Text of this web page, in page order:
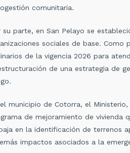
comunitaria.
su parte, en San Pelayo se
sociales de base.
de la vigencia 2026 para
de una estrategia de
municipio de Cotorra, el
de mejoramiento de vivienda
en la identificación de terrenos
impactos asociados a la